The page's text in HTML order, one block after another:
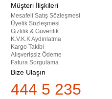
Müşteri İlişkileri
Mesafeli Satış Sözleşmesi
Üyelik Sözleşmesi
Gizlilik & Güvenlik
K.V.K.K Aydınlatma
Kargo Takibi
Alışverişsiz Ödeme
Fatura Sorgulama
Bize Ulaşın
444 5 235